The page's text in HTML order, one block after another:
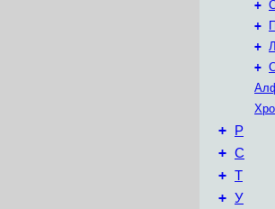
+
+
+
+
+ Р
+ С
+ Т
+ У